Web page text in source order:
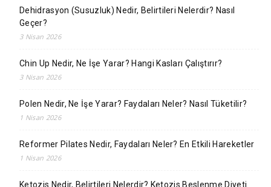
Dehidrasyon (Susuzluk) Nedir, Belirtileri Nelerdir? Nasıl
Geçer?
3 Nisan 2026
Chin Up Nedir, Ne İşe Yarar? Hangi Kasları Çalıştırır?
3 Nisan 2026
Polen Nedir, Ne İşe Yarar? Faydaları Neler? Nasıl Tüketilir?
1 Nisan 2026
Reformer Pilates Nedir, Faydaları Neler? En Etkili Hareketler
1 Nisan 2026
Ketozis Nedir, Belirtileri Nelerdir? Ketozis Beslenme Diyeti